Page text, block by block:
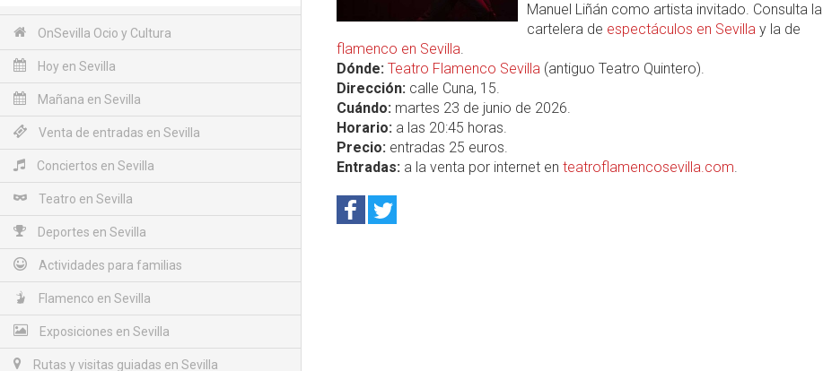
OnSevilla Ocio y Cultura
Hoy en Sevilla
Mañana en Sevilla
Venta de entradas en Sevilla
Conciertos en Sevilla
Teatro en Sevilla
Deportes en Sevilla
Actividades para familias
Flamenco en Sevilla
Exposiciones en Sevilla
Rutas y visitas guiadas en Sevilla
Manuel Liñán como artista invitado. Consulta la
cartelera de espectáculos en Sevillay la de
flamenco en Sevilla.
Dónde: Teatro Flamenco Sevilla (antiguo Teatro Quintero).
Dirección: calle Cuna, 15.
Cuándo: martes 23 de junio de 2026.
Horario: a las 20:45 horas.
Precio: entradas 25 euros.
Entradas: a la venta por internet en teatroflamencosevilla.com.